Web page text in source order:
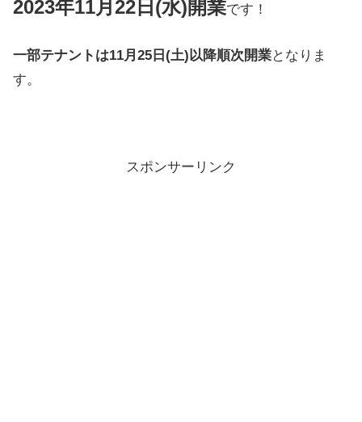
2023年11月22日(水)開業です！
一部テナントは11月25日(土)以降順次開業となりま
す。
スポンサーリンク